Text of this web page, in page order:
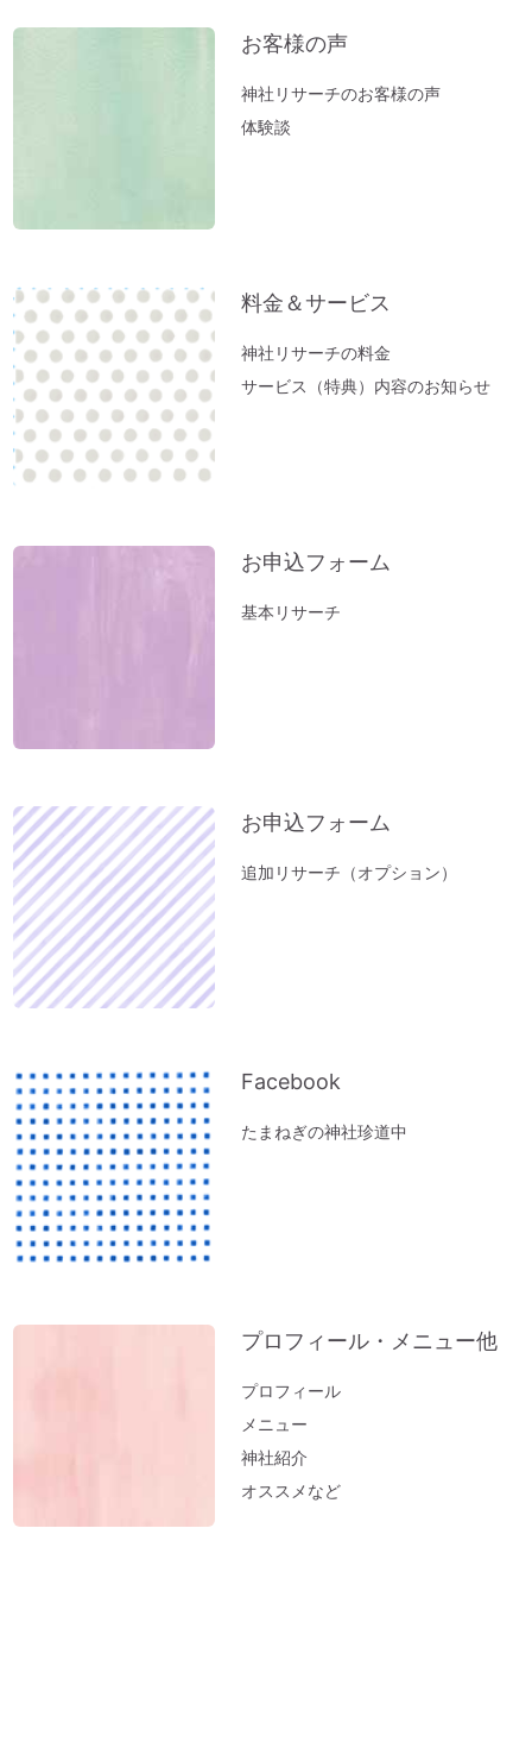
しい空気になっていました。
くなり居心地が良くなりました♪
【職場の浄化】職場の雰囲気が悪くてお困
方位除けへ行ってきました（２）あの空海
も祈願した「方違神社」＠大阪
方位除けへ行ってきました（１）方位取り
の時間がない方に。
家族のモメ事は、しあわせのチャンス。
お薬出しすぎニッポン。全部やめたら元気
立春前に「断捨離」を。
新年おめでとうございます：2023年開運
「初詣」もいいけれど、年内に参拝するの
が吉。「年末詣」「大祓（おおはらえ）」
のススメ。
お寺を浄化する「お寺ヒーリング」はじめ
ました。
体調の悪い方にオススメ「オルゴール療法
『限りある時間の使い方』～実家の断捨離
で思うこと
ペットヒーリング（お散歩コースに霊体さ
んがいるとフリーズするワンコ）
実家の断捨離（食器棚編）
神社のヒーリング（浄化）～山形・秋田の
邪気の出し方～足裏トントン
「難」がないのは「無難な人生」
開運おそうじ（洗濯編）部屋干しのニオイ
医師が解説するオルゴール療法「ひびきが
脳を活性化させ病気を改善する」
お客様の声
神社リサーチのお客様の声
体験談
料金＆サービス
神社リサーチの料金
サービス（特典）内容のお知らせ
お申込フォーム
基本リサーチ
お申込フォーム
追加リサーチ（オプション）
Facebook
たまねぎの神社珍道中
プロフィール・メニュー他
プロフィール
メニュー
神社紹介
オススメなど